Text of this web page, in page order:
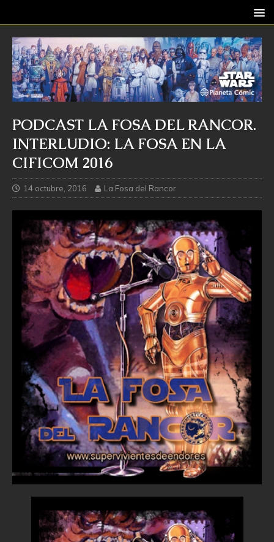
PODCAST LA FOSA DEL RANCOR.
INTERLUDIO: LA FOSA EN LA
CIFICOM 2016
14 octubre, 2016 La Fosa del Rancor